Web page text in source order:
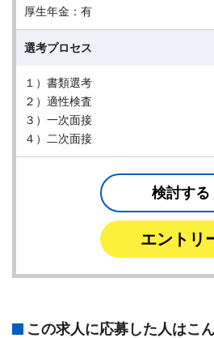
厚生年金：有
選考プロセス
１）書類選考
２）適性検査
３）一次面接
４）二次面接
検討する
エントリ
この求人に応募した人はこ